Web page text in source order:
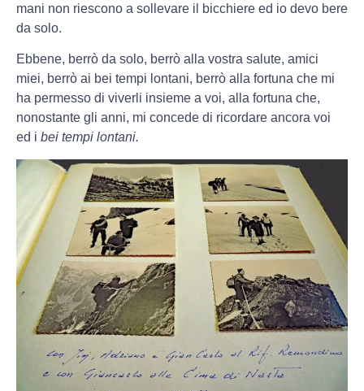
mani non riescono a sollevare il bicchiere ed io devo bere
da solo.
Ebbene, berrò da solo, berrò alla vostra salute, amici
miei, berrò ai bei tempi lontani, berrò alla fortuna che mi
ha permesso di viverli insieme a voi, alla fortuna che,
nonostante gli anni, mi concede di ricordare ancora voi
ed i bei tempi lontani.